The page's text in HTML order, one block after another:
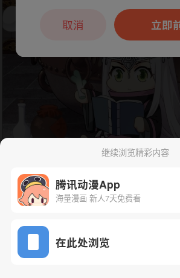
下一话
继续浏览精彩内容
腾讯动漫App
海量漫画 新人7天免费看
在此处浏览
本章节仅支持App阅读，可打
户7天免费看立即
取消